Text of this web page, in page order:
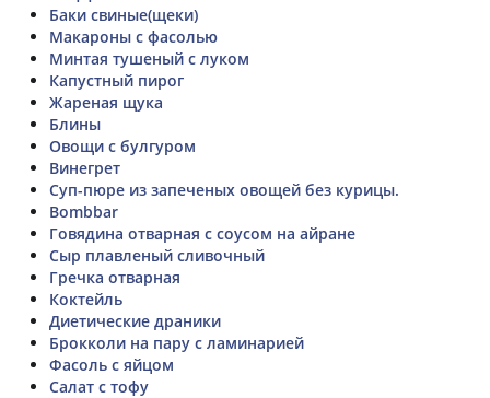
Баки свиные(щеки)
Макароны с фасолью
Минтая тушеный с луком
Капустный пирог
Жареная щука
Блины
Овощи с булгуром
Винегрет
Суп-пюре из запеченых овощей без курицы.
Bombbar
Говядина отварная с соусом на айране
Сыр плавленый сливочный
Гречка отварная
Коктейль
Диетические драники
Брокколи на пару с ламинарией
Фасоль с яйцом
Салат с тофу